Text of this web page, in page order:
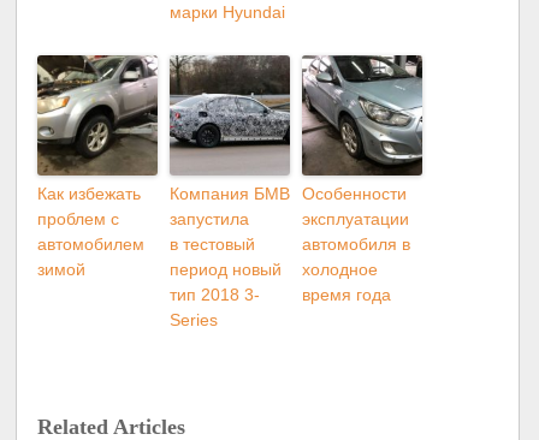
марки Hyundai
Как избежать
проблем с
автомобилем
зимой
Компания БМВ
запустила
в тестовый
период новый
тип 2018 3-
Series
Особенности
эксплуатации
автомобиля в
холодное
время года
Related Articles